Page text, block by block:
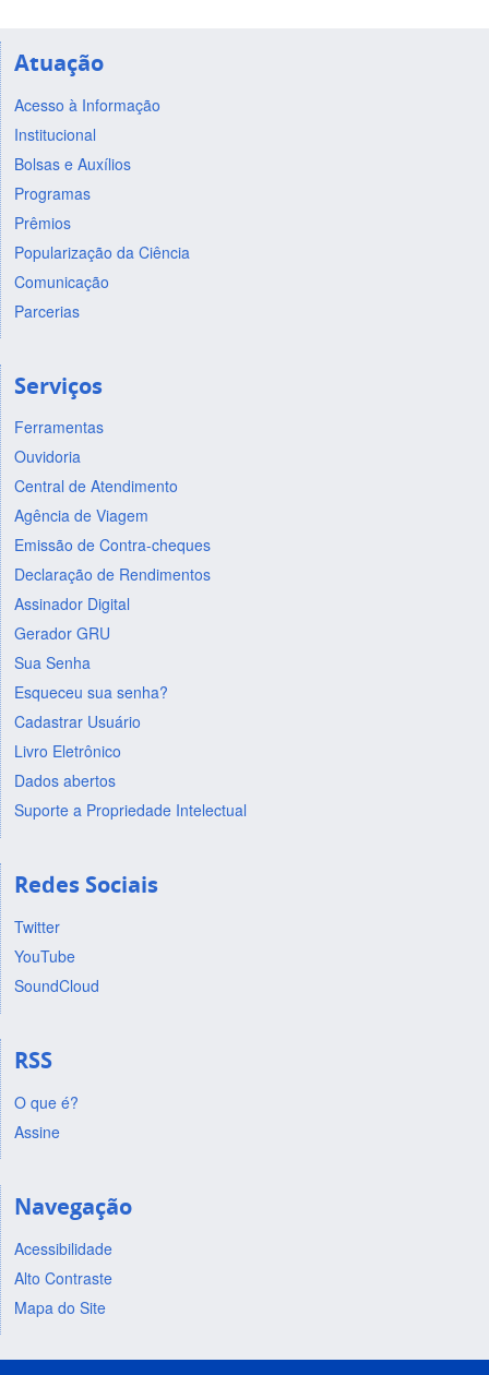
Atuação
Acesso à Informação
Institucional
Bolsas e Auxílios
Programas
Prêmios
Popularização da Ciência
Comunicação
Parcerias
Serviços
Ferramentas
Ouvidoria
Central de Atendimento
Agência de Viagem
Emissão de Contra-cheques
Declaração de Rendimentos
Assinador Digital
Gerador GRU
Sua Senha
Esqueceu sua senha?
Cadastrar Usuário
Livro Eletrônico
Dados abertos
Suporte a Propriedade Intelectual
Redes Sociais
Twitter
YouTube
SoundCloud
RSS
O que é?
Assine
Navegação
Acessibilidade
Alto Contraste
Mapa do Site